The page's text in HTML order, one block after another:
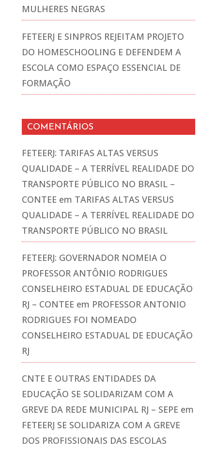
MULHERES NEGRAS
FETEERJ E SINPROS REJEITAM PROJETO
DO HOMESCHOOLING E DEFENDEM A
ESCOLA COMO ESPAÇO ESSENCIAL DE
FORMAÇÃO
COMENTÁRIOS
FETEERJ: TARIFAS ALTAS VERSUS
QUALIDADE – A TERRÍVEL REALIDADE DO
TRANSPORTE PÚBLICO NO BRASIL –
CONTEE em TARIFAS ALTAS VERSUS
QUALIDADE – A TERRÍVEL REALIDADE DO
TRANSPORTE PÚBLICO NO BRASIL
FETEERJ: GOVERNADOR NOMEIA O
PROFESSOR ANTÔNIO RODRIGUES
CONSELHEIRO ESTADUAL DE EDUCAÇÃO
RJ – CONTEE em PROFESSOR ANTONIO
RODRIGUES FOI NOMEADO
CONSELHEIRO ESTADUAL DE EDUCAÇÃO
RJ
CNTE E OUTRAS ENTIDADES DA
EDUCAÇÃO SE SOLIDARIZAM COM A
GREVE DA REDE MUNICIPAL RJ – SEPE em
FETEERJ SE SOLIDARIZA COM A GREVE
DOS PROFISSIONAIS DAS ESCOLAS